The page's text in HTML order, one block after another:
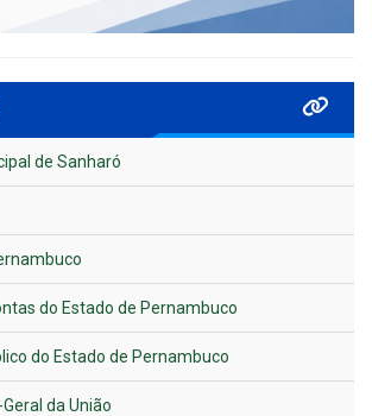
de Sanharó
do Estado de Pernambuco
do Estado de Pernambuco
da União